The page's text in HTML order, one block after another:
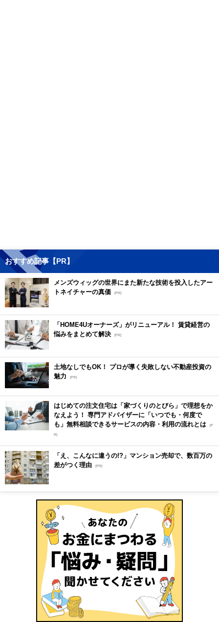
おすすめ記事【PR】
メンズウィッグの世界にまた新たな技術を投入したアー
トネイチャーの真価
[PR]
「HOME4Uオーナーズ」がリニューアル！ 賃貸経営の
悩みをまとめて解決 [PR]
土地なしでもOK！ プロが導く失敗しない不動産投資の
魅力
[PR]
はじめての注文住宅は「家づくりのとびら」で理想をか
なえよう！ 専門アドバイザーに「いつでも・何度で
も」無料相談できるサービスの内容・利用の流れとは [P
R]
「え、こんなに違うの!?」マンション売却で、数百万の
差がつく理由 [PR]